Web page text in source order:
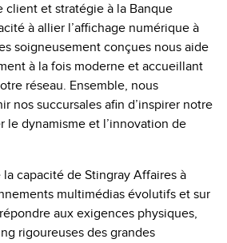
client et stratégie à la Banque
à allier l’affichage numérique à
soigneusement conçues nous aide
à la fois moderne et accueillant
réseau. Ensemble, nous
nos succursales afin d’inspirer notre
le dynamisme et l’innovation de
capacité de Stingray Affaires à
multimédias évolutifs et sur
aux exigences physiques,
rigoureuses des grandes